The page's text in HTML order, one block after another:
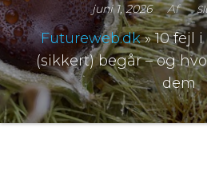
juni 1, 2026 Af
Futureweb.dk»10 fejl
(sikkert) begår – og
dem